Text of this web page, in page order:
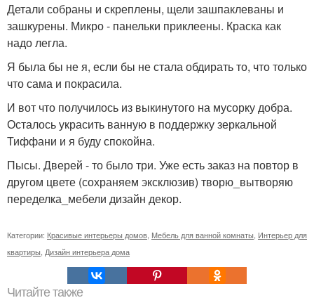
Детали собраны и скреплены, щели зашпаклеваны и
зашкурены. Микро - панельки приклеены. Краска как
надо легла.
Я была бы не я, если бы не стала обдирать то, что только
что сама и покрасила.
И вот что получилось из выкинутого на мусорку добра.
Осталось украсить ванную в поддержку зеркальной
Тиффани и я буду спокойна.
Пысы. Дверей - то было три. Уже есть заказ на повтор в
другом цвете (сохраняем эксклюзив) творю_вытворяю
переделка_мебели дизайн декор.
Категории: Красивые интерьеры домов, Мебель для ванной комнаты, Интерьер для
квартиры, Дизайн интерьера дома
Читайте также